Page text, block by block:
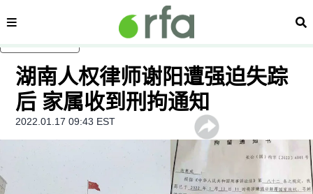
内容分类 搜
湖南人权律师谢阳遭强迫失踪
后 家属收到刑拘通知
2022.01.17 09:43 EST